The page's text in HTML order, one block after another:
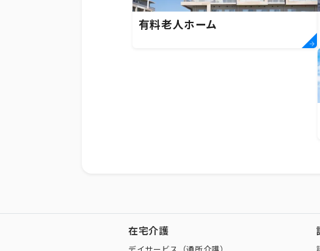
有料老人ホーム
在宅介護